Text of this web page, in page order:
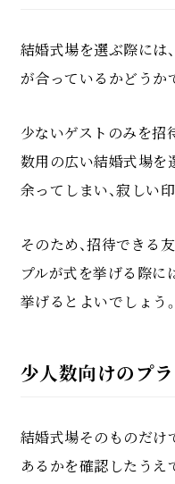
結婚式場を選ぶ際には
が合っているかどうか
少ないゲストのみを招
数用の広い結婚式場を
余ってしまい、寂しい
そのため、招待できる
プルが式を挙げる際に
挙げるとよいでしょう。
少人数向けのプ
結婚式場そのものだけ
あるかを確認したうえ